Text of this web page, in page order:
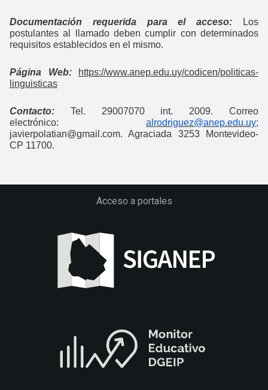
Documentación requerida para el acceso:
Los
postulantes al llamado deben cumplir con determinados
requisitos establecidos en el mismo.
Página Web:
https://www.anep.edu.uy/codicen/politicas-
linguisticas
Contacto: Tel. 29007070 int. 2009. Correo
electrónico: alrodriguez@anep.edu.uy;
javierpolatian@gmail.com. Agraciada 3253 Montevideo-
CP 11700.
Acceso a portales